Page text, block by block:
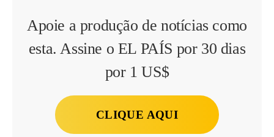
Apoie a produção de notícias como
esta. Assine o EL PAÍS por 30 dias
por 1 US$
CLIQUE AQUI